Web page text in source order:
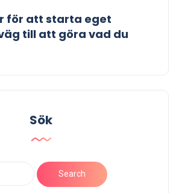
för att starta eget
till att göra vad du
Sök